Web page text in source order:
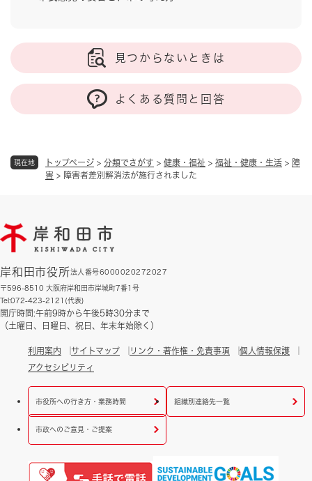
現在地 トップページ > 分類でさがす > 健康・福祉 > 福祉・健康・生活 > 障
害 > 障害者差別解消法が施行されました
見つからないときは
よくある質問と回答
岸和田市役所法人番号6000020272027
〒596-8510 大阪府岸和田市岸城町7番1号
Tel:072-423-2121(代表)
開庁時間:午前9時から午後5時30分まで
（土曜日、日曜日、祝日、年末年始除く）
利用案内 サイトマップ リンク・著作権・免責事項
個人情報保護
アクセシビリティ
市役所への行き方・業務時間 組織別連絡先一覧
市政へのご意見・ご提案